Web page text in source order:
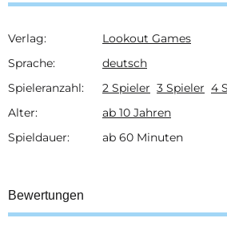
Produkteigenschaft
Wert
Verlag:
Lookout Games
Sprache:
deutsch
Spieleranzahl:
2 Spieler 3 Spieler 4
Alter:
ab 10 Jahren
Spieldauer:
ab 60 Minuten
Bewertungen